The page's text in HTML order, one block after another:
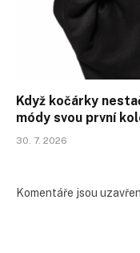
Když kočárky
módy svou první
30. 7. 2026
Komentáře jsou